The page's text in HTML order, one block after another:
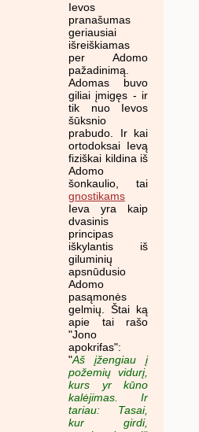
Ievos
pranašumas
geriausiai
išreiškiamas
per Adomo
pažadinimą.
Adomas buvo
giliai įmigęs - ir
tik nuo Ievos
šūksnio
prabudo. Ir kai
ortodoksai Ievą
fiziškai kildina iš
Adomo
šonkaulio, tai
gnostikams
Ieva yra kaip
dvasinis
principas
iškylantis iš
giluminių
apsnūdusio
Adomo
pasąmonės
gelmių. Štai ką
apie tai rašo
"Jono
apokrifas":
"Aš įžengiau į
požemių vidurį,
kurs yr kūno
kalėjimas. Ir
tariau: Tasai,
kur girdi,